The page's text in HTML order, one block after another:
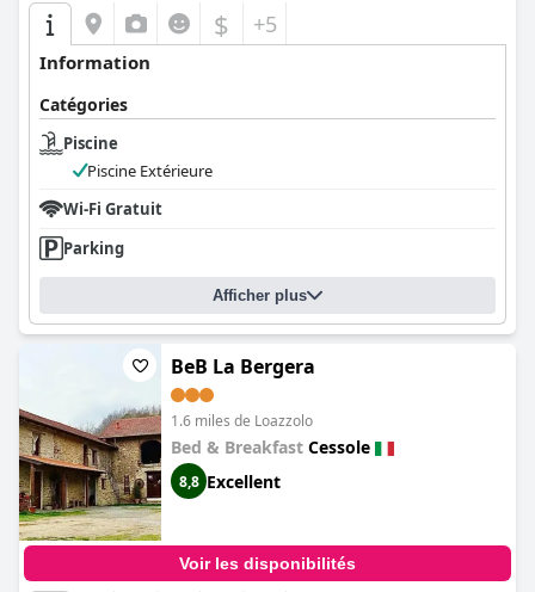
$ +5
Information
Catégories
Piscine
Piscine Extérieure
Wi-Fi Gratuit
Parking
Afficher plus
BeB La Bergera
1.6 miles de Loazzolo
Bed & Breakfast Cessole
8,8 Excellent
Voir les disponibilités